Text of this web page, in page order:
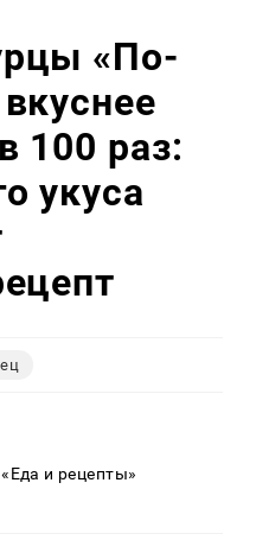
«По-
100 раз:
укуса
и рецепты»